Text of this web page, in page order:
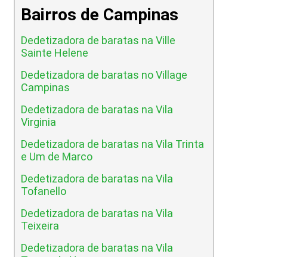
Bairros de Campinas
Dedetizadora de baratas na Ville
Sainte Helene
Dedetizadora de baratas no Village
Campinas
Dedetizadora de baratas na Vila
Virginia
Dedetizadora de baratas na Vila Trinta
e Um de Marco
Dedetizadora de baratas na Vila
Tofanello
Dedetizadora de baratas na Vila
Teixeira
Dedetizadora de baratas na Vila